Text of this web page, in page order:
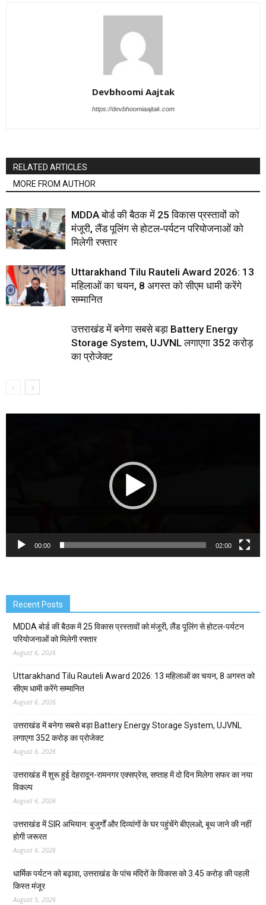
Devbhoomi Aajtak
https://devbhoomiaajtak.com
RELATED ARTICLES
MORE FROM AUTHOR
MDDA बोर्ड की बैठक में 25 विकास प्रस्तावों को
मंजूरी, लैंड पूलिंग से होटल-पर्यटन परियोजनाओं को
मिलेगी रफ्तार
Uttarakhand Tilu Rauteli Award 2026: 13
महिलाओं का चयन, 8 अगस्त को सीएम धामी करेंगे
सम्मानित
उत्तराखंड में बनेगा सबसे बड़ा Battery Energy
Storage System, UJVNL लगाएगा 352 करोड़
का प्रोजेक्ट
00:00 02:00
Recent Posts
MDDA बोर्ड की बैठक में 25 विकास प्रस्तावों को मंजूरी, लैंड पूलिंग से होटल-पर्यटन
परियोजनाओं को मिलेगी रफ्तार
August 6, 2026
Uttarakhand Tilu Rauteli Award 2026: 13 महिलाओं का चयन, 8 अगस्त को
सीएम धामी करेंगे सम्मानित
August 6, 2026
उत्तराखंड में बनेगा सबसे बड़ा Battery Energy Storage System, UJVNL
लगाएगा 352 करोड़ का प्रोजेक्ट
August 6, 2026
उत्तराखंड में शुरू हुई देहरादून-रामनगर एक्सप्रेस, सप्ताह में दो दिन मिलेगा सफर का नया
विकल्प
August 6, 2026
उत्तराखंड में SIR अभियान: बुजुर्गों और दिव्यांगों के घर पहुंचेंगे बीएलओ, बूथ जाने की नहीं
होगी जरूरत
August 6, 2026
धार्मिक पर्यटन को बढ़ावा, उत्तराखंड के पांच मंदिरों के विकास को 3.45 करोड़ की पहली
किस्त मंजूर
August 5, 2026